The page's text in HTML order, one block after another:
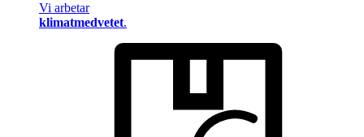
Vi arbetar
klimatmedvetet.